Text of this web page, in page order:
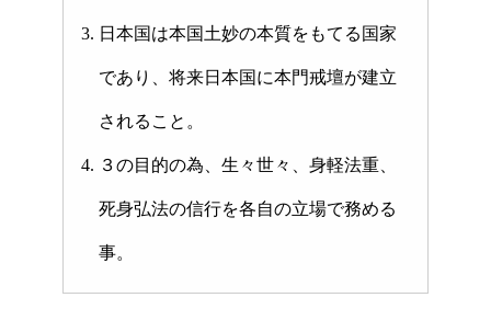
日本国は本国土妙の本質をもてる国家
であり、将来日本国に本門戒壇が建立
されること。
３の目的の為、生々世々、身軽法重、
死身弘法の信行を各自の立場で務める
事。